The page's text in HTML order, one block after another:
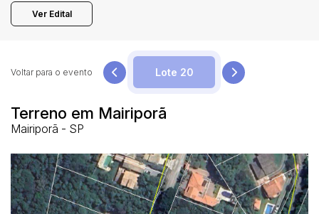
Ver Edital
Terreno em Mairiporã
Mairiporã - SP
Voltar para o evento